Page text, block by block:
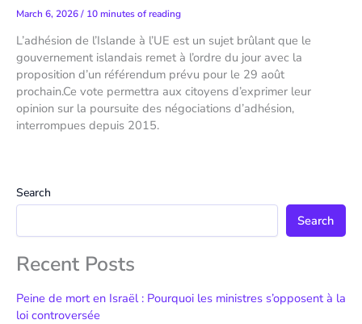
March 6, 2026/ 10 minutes of reading
L’adhésion de l’Islande à l’UE est un sujet brûlant que le
gouvernement islandais remet à l’ordre du jour avec la
proposition d’un référendum prévu pour le 29 août
prochain.Ce vote permettra aux citoyens d’exprimer leur
opinion sur la poursuite des négociations d’adhésion,
interrompues depuis 2015.
Search
Search
Recent Posts
Peine de mort en Israël : Pourquoi les ministres s’opposent à la
loi controversée